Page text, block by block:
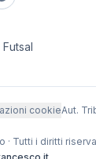
cookieAut.
· Tutti i diritti